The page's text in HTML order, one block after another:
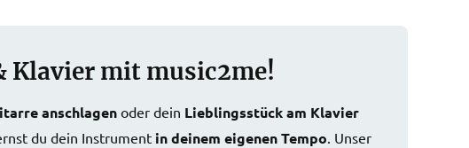
Klavier mit music2me!
anschlagenoder dein Lieblingsstück am Klavier
du dein Instrument in deinem eigenen Tempo. Unser